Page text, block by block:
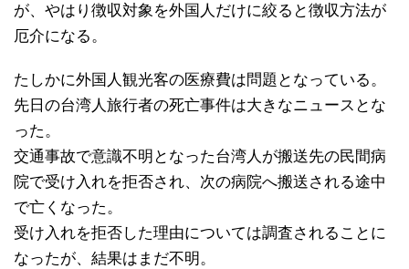
が、やはり徴収対象を外国人だけに絞ると徴収方法が
厄介になる。
たしかに外国人観光客の医療費は問題となっている。
先日の台湾人旅行者の死亡事件は大きなニュースとな
った。
交通事故で意識不明となった台湾人が搬送先の民間病
院で受け入れを拒否され、次の病院へ搬送される途中
で亡くなった。
受け入れを拒否した理由については調査されることに
なったが、結果はまだ不明。